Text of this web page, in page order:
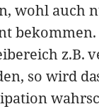
wohl auch
z.B.
so wird